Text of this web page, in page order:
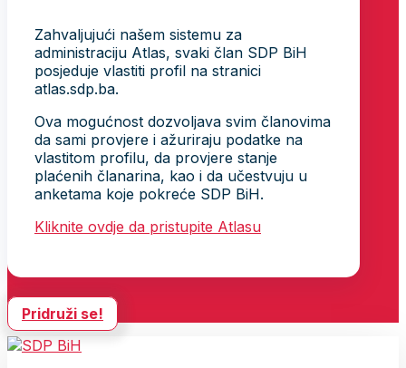
Zahvaljujući našem sistemu za
administraciju Atlas, svaki član SDP BiH
posjeduje vlastiti profil na stranici
atlas.sdp.ba.
Ova mogućnost dozvoljava svim članovima
da sami provjere i ažuriraju podatke na
vlastitom profilu, da provjere stanje
plaćenih članarina, kao i da učestvuju u
anketama koje pokreće SDP BiH.
Kliknite ovdje da pristupite Atlasu
Pridruži se!